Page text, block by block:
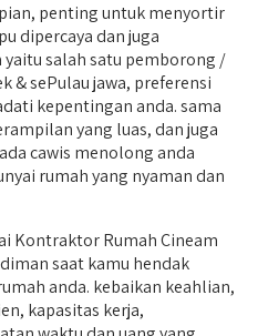
penting untuk menyortir
dipercaya dan juga
salah satu pemborong /
& sePulau jawa, preferensi
kepentingan anda. sama
yang luas, dan juga
cawis menolong anda
rumah yang nyaman dan
Kontraktor Rumah Cineam
saat kamu hendak
anda. kebaikan keahlian,
kapasitas kerja,